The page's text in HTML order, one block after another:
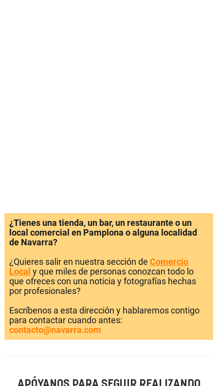
¿Tienes una tienda, un bar, un restaurante o un
local comercial en Pamplona o alguna localidad
de Navarra?
¿Quieres salir en nuestra sección de Comercio
Local y que miles de personas conozcan todo lo
que ofreces con una noticia y fotografías hechas
por profesionales?
Escríbenos a esta dirección y hablaremos contigo
para contactar cuando antes:
contacto@navarra.com